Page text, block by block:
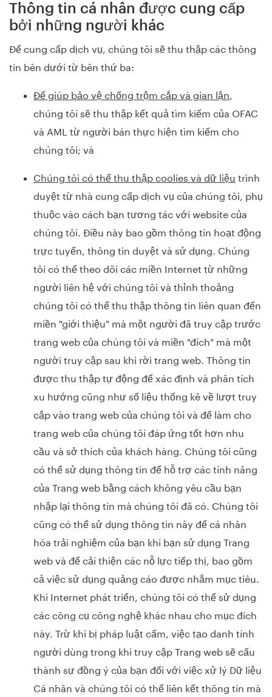
Thông tin cá nhân được cung cấp
bởi những người khác
Để cung cấp dịch vụ, chúng tôi sẽ thu thập các thông
tin bên dưới từ bên thứ ba:
Để giúp bảo vệ chống trộm cắp và gian lận
chúng tôi sẽ thu thập kết quả tìm kiếm của OFAC
và AML từ người bán thực hiện tìm kiếm cho
chúng tôi; và
Chúng tôi có thể thu thập coolies và dữ liệu trình
duyệt từ nhà cung cấp dịch vụ của chúng tôi, phụ
thuộc vào cách bạn tương tác với website của
chúng tôi. Điều này bao gồm thông tin hoạt động
trực tuyến, thông tin duyệt và sử dụng. Chúng
tôi có thể theo dõi các miền Internet từ những
người liên hệ với chúng tôi và thỉnh thoảng
chúng tôi có thể thu thập thông tin liên quan đến
miền "giới thiệu" mà một người đã truy cập trước
trang web của chúng tôi và miền "đích" mà một
người truy cập sau khi rời trang web. Thông tin
được thu thập tự động để xác định và phân tích
xu hướng cũng như số liệu thống kê về lượt truy
cập vào trang web của chúng tôi và để làm cho
trang web của chúng tôi đáp ứng tốt hơn nhu
cầu và sở thích của khách hàng. Chúng tôi cũng
có thể sử dụng thông tin để hỗ trợ các tính năng
của Trang web bằng cách không yêu cầu bạn
nhập lại thông tin mà chúng tôi đã có. Chúng tôi
cũng có thể sử dụng thông tin này để cá nhân
hóa trải nghiệm của bạn khi bạn sử dụng Trang
web và để cải thiện các nỗ lực tiếp thị, bao gồm
cả việc sử dụng quảng cáo được nhắm mục tiêu.
Khi Internet phát triển, chúng tôi có thể sử dụng
các công cụ công nghệ khác nhau cho mục đích
này. Trừ khi bị pháp luật cấm, việc tạo danh tính
người dùng trong khi truy cập Trang web sẽ cấu
thành sự đồng ý của bạn đối với việc xử lý Dữ liệu
Cá nhân và chúng tôi có thể liên kết thông tin mà